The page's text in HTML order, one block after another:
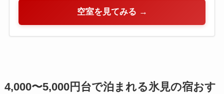
空室を見てみる →
4,000〜5,000円台で泊まれる氷見の宿おす